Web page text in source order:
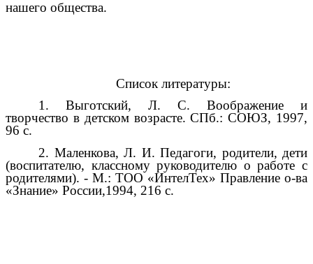
нашего общества.
Список литературы:
1.
Выготский, Л. С.
Воображение и
творчество в детском возрасте. СПб.: СОЮЗ, 1997,
96 с.
2. Маленкова, Л. И. Педагоги, родители, дети
(воспитателю, классному руководителю о работе с
родителями). - М.: ТОО «ИнтелТех» Правление о-ва
«Знание» России,1994, 216 с.